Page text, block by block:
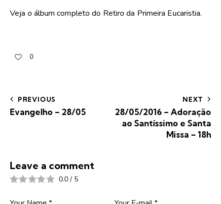
Veja o álbum completo do Retiro da Primeira Eucaristia.
0
PREVIOUS
Evangelho – 28/05
NEXT
28/05/2016 – Adoração
ao Santíssimo e Santa
Missa – 18h
Leave a comment
0.0 / 5